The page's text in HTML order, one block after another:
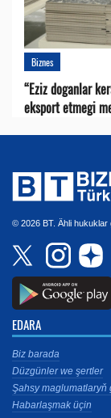
Biznes
“Eziz doganlar
eksport etmegi
© 2026 BT. Ähli hukuklar
EDARA
Biz barada
Düzgünler we şertler
Şahsy maglumatlaryň
Habarlaşmak üçin